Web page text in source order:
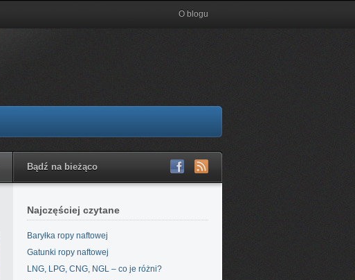
O blogu
Bądź na bieżąco
Najczęściej czytane
Baryłka ropy naftowej
Gatunki ropy naftowej
LNG, LPG, CNG, NGL – co je różni?